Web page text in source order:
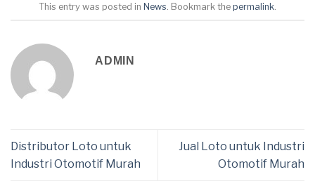
This entry was posted in News . Bookmark the permalink
ADMIN
Distributor Loto untuk
Industri Otomotif Murah
Jual Loto untuk Industri
Otomotif Murah